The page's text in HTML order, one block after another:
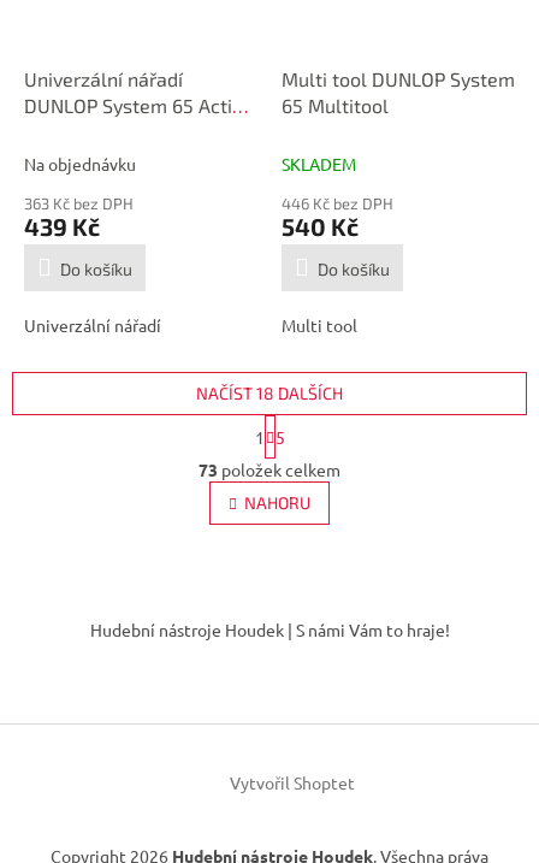
Univerzální nářadí
DUNLOP System 65 Action
Na objednávku
363 Kč bez DPH
439 Kč
Do košíku
Univerzální nářadí
Multi tool DUNLOP System
65 Multitool
SKLADEM
446 Kč bez DPH
540 Kč
Do košíku
Multi tool
O
v
l
á
p
y
ý
s
NAČÍST 18 DALŠÍCH
t
r
á
n
k
í
1
5
73 položek celkem
NAHORU
í
Hudební nástroje Houdek | S námi Vám to hraje!
Vytvořil Shoptet
Copyright 2026 Hudební nástroje Houdek. Všechna práva